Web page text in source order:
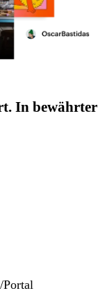
In bewährter
Portal